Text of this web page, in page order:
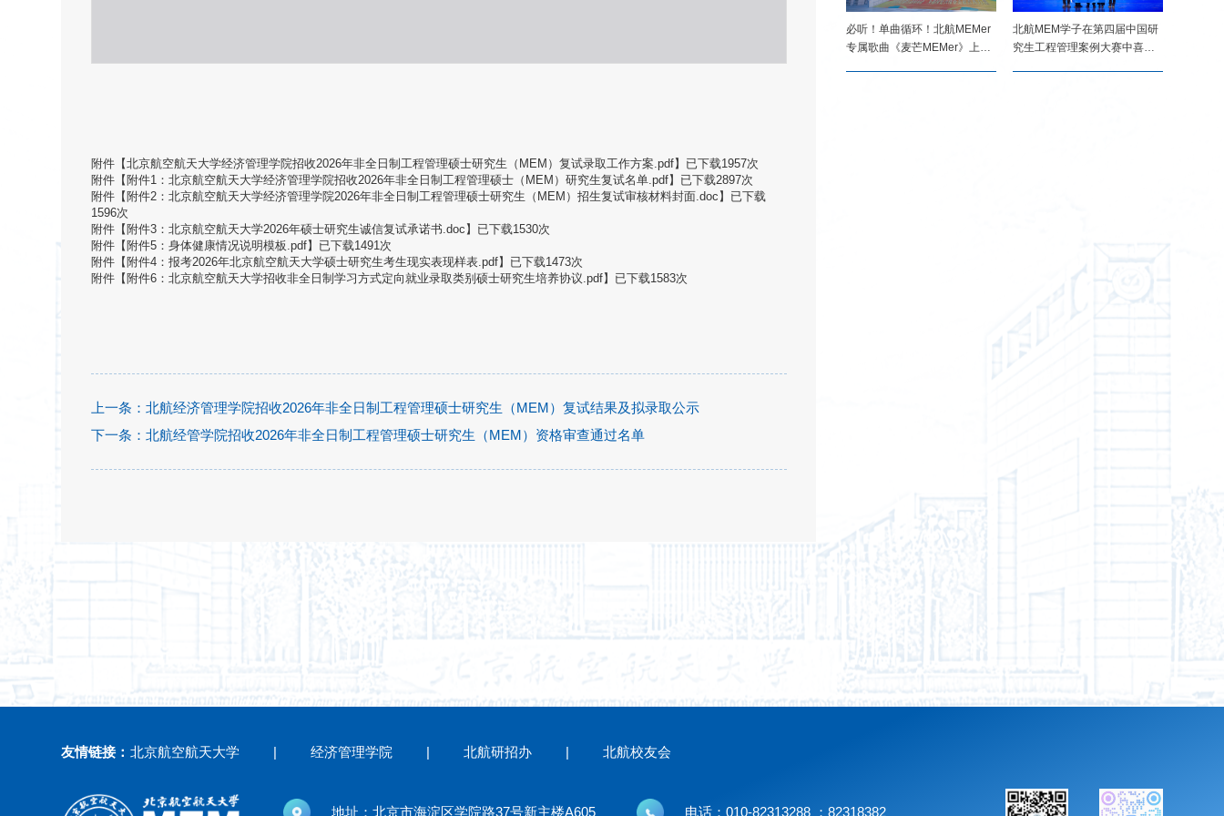
附件【北京航空航天大学经济管理学院招收2026年非全日制工程管理硕士研究生（MEM）复试录取工作方案.pdf】已下载1957次
附件【附件1：北京航空航天大学经济管理学院招收2026年非全日制工程管理硕士（MEM）研究生复试名单.pdf】已下载2897次
附件【附件2：北京航空航天大学经济管理学院2026年非全日制工程管理硕士研究生（MEM）招生复试审核材料封面.doc 】已下载
1596次
附件【附件3：北京航空航天大学2026年硕士研究生诚信复试承诺书.doc 】已下载1530次
附件【附件5：身体健康情况说明模板.pdf】已下载1491 次
附件【附件4：报考2026年北京航空航天大学硕士研究生考生现实表现样表.pdf】已下载1473次
附件【附件6：北京航空航天大学招收非全日制学习方式定向就业录取类别硕士研究生培养协议.pdf】已下载1583次
上一条： 北航经济管理学院招收2026年非全日制工程管理硕士研究生（MEM）复试结果及拟录取公示
下一条： 北航经管学院招收2026年非全日制工程管理硕士研究生（MEM）资格审查通过名单
必听！单曲循环！北航MEMer
专属歌曲《麦芒MEMer》上
北航MEM学子在第四届中国研
究生工程管理案例大赛中喜获
友情链接： 北京航空航天大学 | 经济管理学院 | 北航研招办 | 北航校友会
地址：北京市海淀区学院路37号新主楼A605 电话：010-82313288 ；82318382